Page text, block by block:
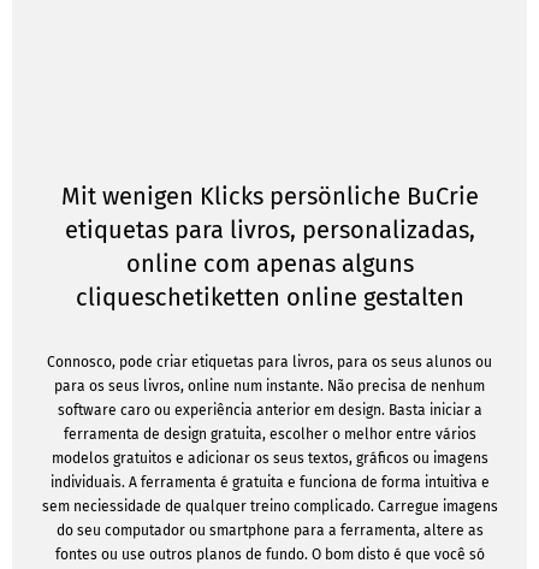
Mit wenigen Klicks persönliche BuCrie
etiquetas para livros, personalizadas,
online com apenas alguns
cliqueschetiketten online gestalten
Connosco, pode criar etiquetas para livros, para os seus alunos ou
para os seus livros, online num instante. Não precisa de nenhum
software caro ou experiência anterior em design. Basta iniciar a
ferramenta de design gratuita, escolher o melhor entre vários
modelos gratuitos e adicionar os seus textos, gráficos ou imagens
individuais. A ferramenta é gratuita e funciona de forma intuitiva e
sem neciessidade de qualquer treino complicado. Carregue imagens
do seu computador ou smartphone para a ferramenta, altere as
fontes ou use outros planos de fundo. O bom disto é que você só